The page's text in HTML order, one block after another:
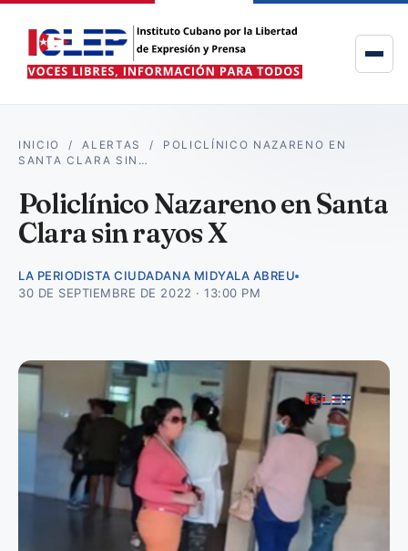
INICIO /ALERTAS / POLICLÍNICO NAZARENO EN
SANTA CLARA SIN…
Policlínico Nazareno en Santa
Clara sin rayos X
LA PERIODISTA CIUDADANA MIDYALA ABREU
30 DE SEPTIEMBRE DE 2022 · 13:00 PM